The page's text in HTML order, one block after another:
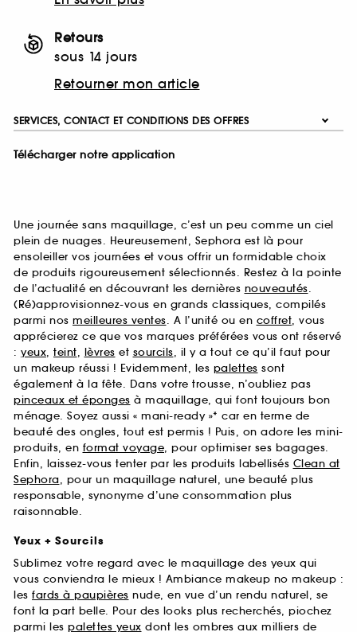
Retours
sous 14 jours
Retourner mon article
SERVICES, CONTACT ET CONDITIONS DES OFFRES
Télécharger notre application
Une journée sans maquillage, c’est un peu comme un ciel
plein de nuages. Heureusement, Sephora est là pour
ensoleiller vos journées et vous offrir un formidable choix
de produits rigoureusement sélectionnés. Restez à la pointe
de l’actualité en découvrant les dernières nouveautés.
(Ré)approvisionnez-vous en grands classiques, compilés
parmi nos meilleures ventes. A l’unité ou en coffret, vous
apprécierez ce que vos marques préférées vous ont réservé
: yeux, teint, lèvres et sourcils, il y a tout ce qu’il faut pour
un makeup réussi ! Evidemment, les palettes sont
également à la fête. Dans votre trousse, n’oubliez pas
pinceaux et éponges à maquillage, qui font toujours bon
ménage. Soyez aussi « mani-ready »* car en terme de
beauté des ongles, tout est permis ! Puis, on adore les mini-
produits, en format voyage, pour optimiser ses bagages.
Enfin, laissez-vous tenter par les produits labellisés Clean at
Sephora, pour un maquillage naturel, une beauté plus
responsable, synonyme d’une consommation plus
raisonnable.
Yeux + Sourcils
Sublimez votre regard avec le maquillage des yeux qui
vous conviendra le mieux ! Ambiance makeup no makeup :
les fards à paupières nude, en vue d’un rendu naturel, se
font la part belle. Pour des looks plus recherchés, piochez
parmi les palettes yeux dont les ombres aux milliers de